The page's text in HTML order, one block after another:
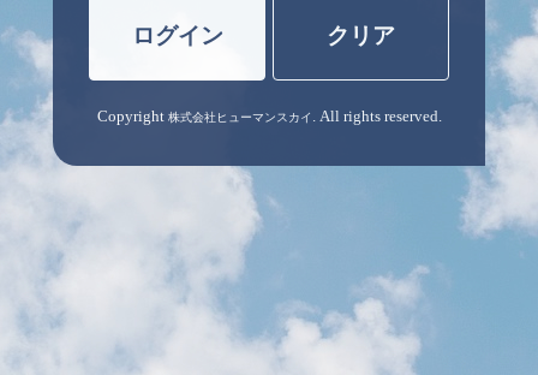
ログイン クリア
Copyright 株式会社ヒューマンスカイ . All rights reserved.